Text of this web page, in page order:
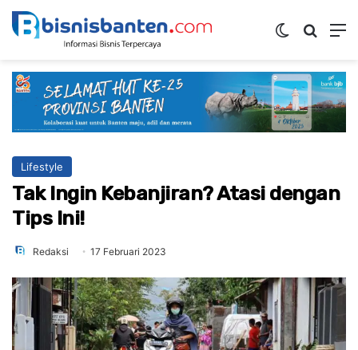
Switch skin
Lifestyle
Tak Ingin Kebanjiran? Atasi dengan
Tips Ini!
Redaksi 17 Februari 2023